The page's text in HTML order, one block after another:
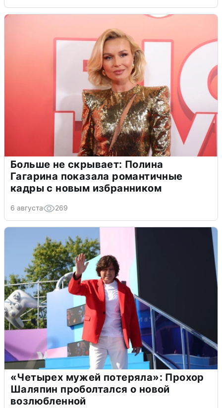
Больше не скрывает: Полина
Гагарина показала романтичные
кадры с новым избранником
6 августа 269
«Четырех мужей потеряла»: Прохор
Шаляпин проболтался о новой
возлюбленной